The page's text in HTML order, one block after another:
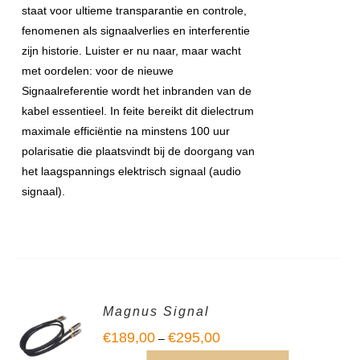
staat voor ultieme transparantie en controle,
fenomenen als signaalverlies en interferentie
zijn historie. Luister er nu naar, maar wacht
met oordelen: voor de nieuwe
Signaalreferentie wordt het inbranden van de
kabel essentieel. In feite bereikt dit dielectrum
maximale efficiëntie na minstens 100 uur
polarisatie die plaatsvindt bij de doorgang van
het laagspannings elektrisch signaal (audio
signaal).
Magnus Signal
€189,00– €295,00